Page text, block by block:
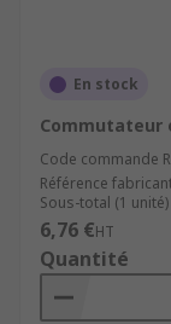
En stock
Commutateur
Code commande
Référence
Sous-total (1 unité)
6,76 €HT
Quantité